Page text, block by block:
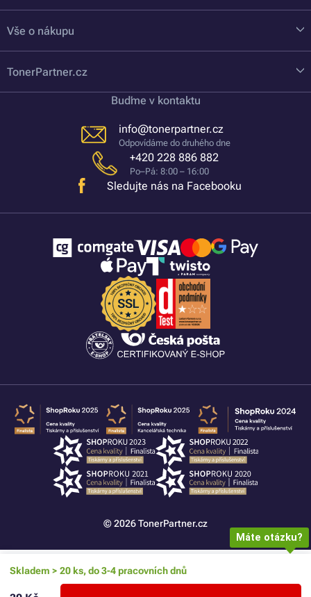
Skladem > 20 ks, do 3-4 pracovních dnů
Vše o nákupu
TonerPartner.cz
Buďme v kontaktu
info@tonerpartner.cz
Odpovídáme do druhého dne
+420 228 886 882
Po–Pá: 8:00 – 16:00
Sledujte nás na Facebooku
© 2026 TonerPartner.cz
Máte otázku?